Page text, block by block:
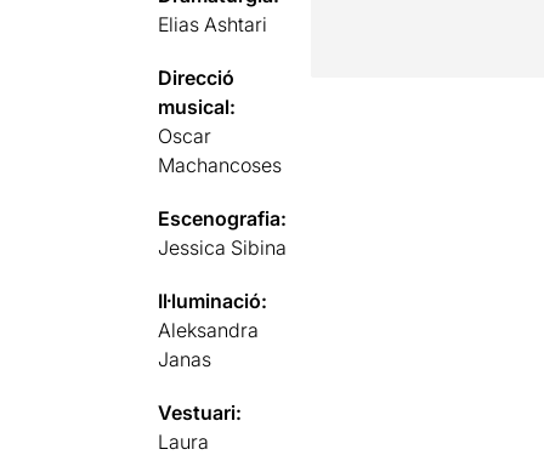
Elias Ashtari
Direcció
musical:
Oscar
Machancoses
Escenografia:
Jessica Sibina
Il·luminació:
Aleksandra
Janas
Vestuari:
Laura